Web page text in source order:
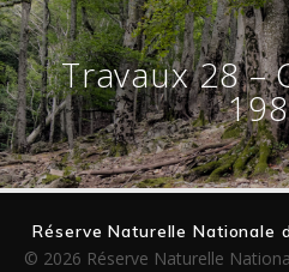
Travaux 28 –
Réserve Naturelle Nationale
© 2026 Réserve Naturelle